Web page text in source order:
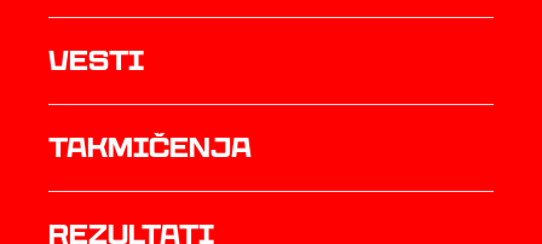
Vesti
Takmičenja
rezultati